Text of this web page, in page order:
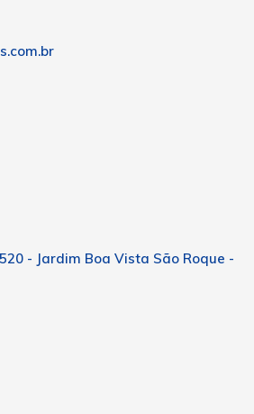
- Jardim Boa Vista São Roque -